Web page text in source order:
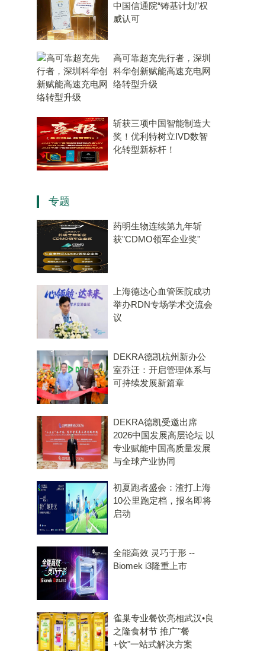
中国信通院“铸基计划”权
威认可
高可靠超充先行者，深圳
科华创新赋能高速充电网
络转型升级
斩获三项中国智能制造大
奖！优利特树立IVD数智
化转型新标杆！
专题
药明生物连续第九年斩
获"CDMO领军企业奖"
上海德达心血管医院成功
举办RDN专场学术交流会
议
DEKRA德凯杭州新办公
室乔迁：开启管理体系与
可持续发展新篇章
DEKRA德凯受邀出席
2026中国发展高层论坛 以
专业赋能中国高质量发展
与全球产业协同
初夏跑者盛会：渣打上海
10公里跑定档，报名即将
启动
全能高效 灵巧于形 --
Biomek i3隆重上市
雀巢专业餐饮亮相武汉•良
之隆食材节 推广"餐
+饮"一站式解决方案